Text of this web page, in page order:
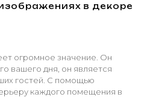
в декоре
огромное значение. Он
вашего дня, он является
гостей. С помощью
каждого помещения в